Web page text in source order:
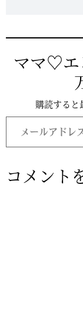
ママ♡エ
購読すると
メ
ア
ス
コメント